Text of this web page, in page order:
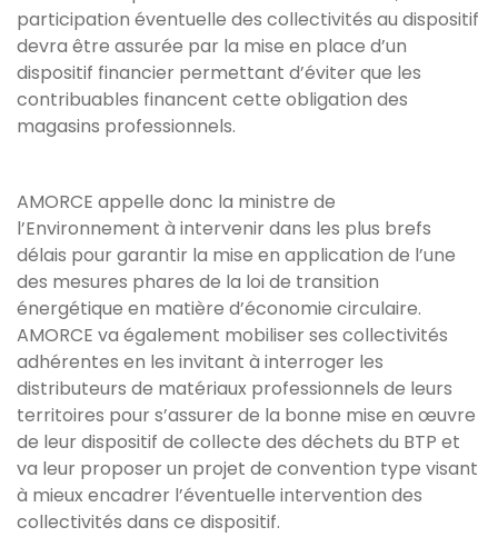
participation éventuelle des collectivités au dispositif
devra être assurée par la mise en place d’un
dispositif financier permettant d’éviter que les
contribuables financent cette obligation des
magasins professionnels.
AMORCE appelle donc la ministre de
l’Environnement à intervenir dans les plus brefs
délais pour garantir la mise en application de l’une
des mesures phares de la loi de transition
énergétique en matière d’économie circulaire.
AMORCE va également mobiliser ses collectivités
adhérentes en les invitant à interroger les
distributeurs de matériaux professionnels de leurs
territoires pour s’assurer de la bonne mise en œuvre
de leur dispositif de collecte des déchets du BTP et
va leur proposer un projet de convention type visant
à mieux encadrer l’éventuelle intervention des
collectivités dans ce dispositif.